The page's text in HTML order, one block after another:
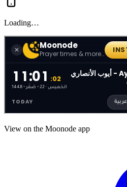
Loading…
View on the Moonode app